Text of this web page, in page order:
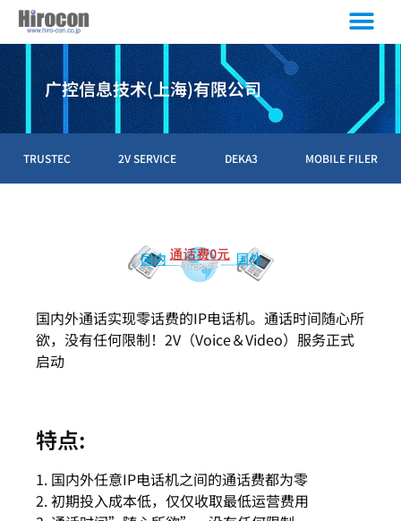
广控信息技术(上海)有限公司
TRUSTEC 2V SERVICE DEKA3 MOBILE FILER
国内外通话实现零话费的IP电话机。通话时间随心所
欲，没有任何限制！2V（Voice＆Video）服务正式
启动
特点:
1. 国内外任意IP电话机之间的通话费都为零
2. 初期投入成本低，仅仅收取最低运营费用